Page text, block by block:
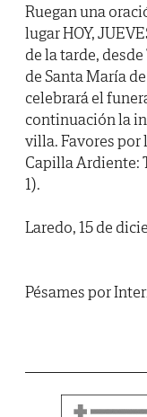
Ruegan una
lugar HOY,
de la tarde,
de Santa María
celebrará el
continuación la
villa. Favores por
Capilla Ardiente:
1).
Laredo, 15 de
Pésames por